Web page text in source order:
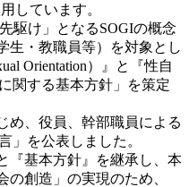
しています。
駆け」となるSOGIの概念
生・教職員等）を対象とし
Orientation）』と『性自
関する基本方針」を策定
め、役員、幹部職員による
」を公表しました。
『基本方針』を継承し、本
創造」の実現のため、